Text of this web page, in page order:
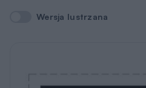
Wersja lustrzana
Wersja lustrzana